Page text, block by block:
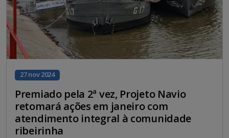
27 nov 2024
Premiado pela 2ª vez, Projeto Navio
retomará ações em janeiro com
atendimento integral à comunidade
ribeirinha